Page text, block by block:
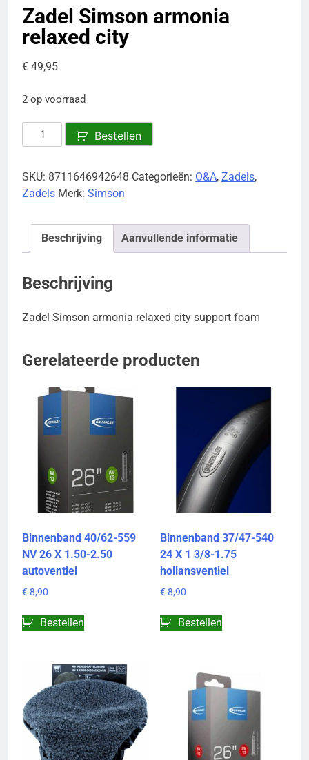
Zadel Simson armonia
relaxed city
€ 49,95
2 op voorraad
Zadel
Simson
relaxed
city
Bestellen
SKU: 8711646942648 Categorieën: O&A, Zadels,
Zadels Merk: Simson
Beschrijving Aanvullende informatie
Beschrijving
Zadel Simson armonia relaxed city support foam
Gerelateerde producten
Binnenband 40/62-559
NV 26 X 1.50-2.50
autoventiel
€ 8,90
Bestellen
Binnenband 37/47-540
24 X 1 3/8-1.75
hollansventiel
€ 8,90
Bestellen